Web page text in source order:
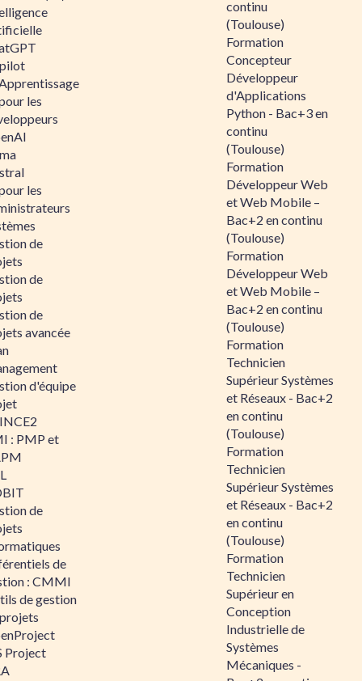
les
les
de
de
de
avancée
d'équipe
: PMP et
de
de
: CMMI
de gestion
Project
continu
(Toulouse)
Formation
Concepteur
Développeur
d'Applications
Python - Bac+3 en
continu
(Toulouse)
Formation
Développeur Web
et Web Mobile –
Bac+2 en continu
(Toulouse)
Formation
Développeur Web
et Web Mobile –
Bac+2 en continu
(Toulouse)
Formation
Technicien
Supérieur Systèmes
et Réseaux - Bac+2
en continu
(Toulouse)
Formation
Technicien
Supérieur Systèmes
et Réseaux - Bac+2
en continu
(Toulouse)
Formation
Technicien
Supérieur en
Conception
Industrielle de
Systèmes
Mécaniques -